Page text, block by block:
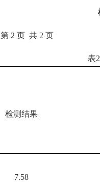
第 2 页 共 2 页
表2
检测结果
7.58